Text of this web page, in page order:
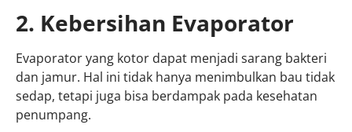
2. Kebersihan Evaporator
Evaporator yang kotor dapat menjadi sarang bakteri
dan jamur. Hal ini tidak hanya menimbulkan bau tidak
sedap, tetapi juga bisa berdampak pada kesehatan
penumpang.